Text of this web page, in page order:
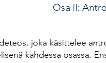
Osa II:
joka käsittelee
kahdessa osassa.